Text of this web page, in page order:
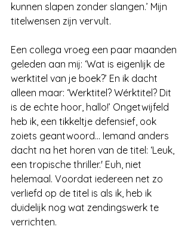
kunnen slapen zonder slangen.’ Mijn
titelwensen zijn vervult.
Een collega vroeg een paar maanden
geleden aan mij: ‘Wat is eigenlijk de
werktitel van je boek?’ En ik dacht
alleen maar: ‘Werktitel? Wérktitel? Dit
is de echte hoor, hallo!’ Ongetwijfeld
heb ik, een tikkeltje defensief, ook
zoiets geantwoord... Iemand anders
dacht na het horen van de titel: ‘Leuk,
een tropische thriller.' Euh, niet
helemaal. Voordat iedereen net zo
verliefd op de titel is als ik, heb ik
duidelijk nog wat zendingswerk te
verrichten.